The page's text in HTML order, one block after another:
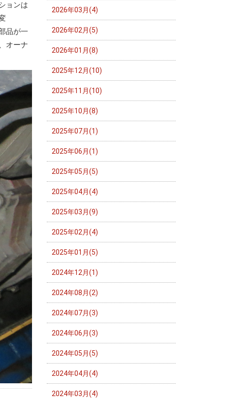
ョンは
品が一
オーナ
2026年03月(4)
2026年02月(5)
2026年01月(8)
2025年12月(10)
2025年11月(10)
2025年10月(8)
2025年07月(1)
2025年06月(1)
2025年05月(5)
2025年04月(4)
2025年03月(9)
2025年02月(4)
2025年01月(5)
2024年12月(1)
2024年08月(2)
2024年07月(3)
2024年06月(3)
2024年05月(5)
2024年04月(4)
2024年03月(4)